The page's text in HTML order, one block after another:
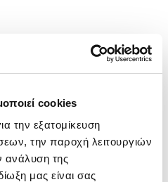
cookies
την εξατομίκευση
την παροχή λειτουργιών
ανάλυση της
μας είναι σας